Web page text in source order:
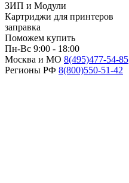
ЗИП и Модули
Картриджи для принтеров
заправка
Поможем купить
Пн-Вс 9:00 - 18:00
Москва и МО 8(495)477-54-85
Регионы РФ 8(800)550-51-42